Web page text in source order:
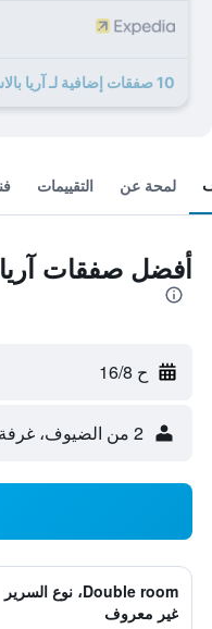
10 صفقات إضافية لـ آريا بالاس باي أومنيا هوتلز
لمحة عن التقييمات
أفضل صفقات آريا
ح 16/8
2 من الضيوف، غرفة واحدة
Double room، نوع السرير
غير معروف